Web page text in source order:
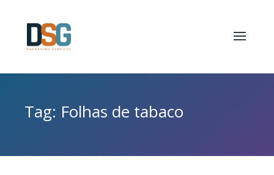
Tag: Folhas de tabaco